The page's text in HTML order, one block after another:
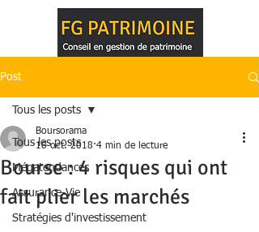
Post
Tous les posts
Mégatendances
Assurance-Vie
Stratégies d'investissement
Tous les posts
Bourse : 4 risques qui ont
fait plier les marchés
Boursorama
18 oct. 2018 4 min de lecture